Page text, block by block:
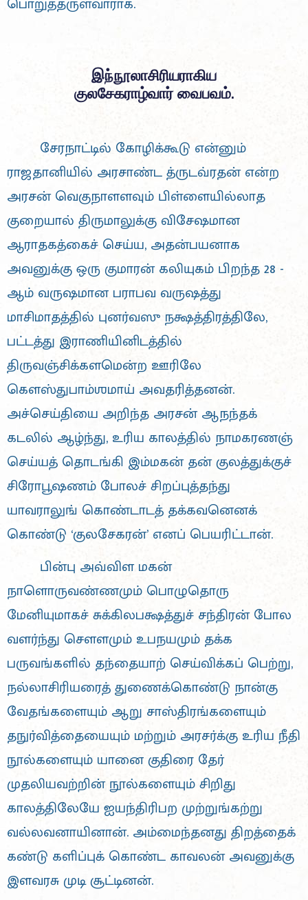
இந்நூலாசிரியராகிய
குலசேகராழ்வார் வைபவம்.
சேரநாட்டில் கோழிக்கூடு என்னும்
ராஜதானியில் அரசாண்ட த்ருடவ்ரதன் என்ற
அரசன் வெகுநாளளவும் பிள்ளையில்லாத
குறையால் திருமாலுக்கு விசேஷமான
ஆராதகத்கைச் செய்ய, அதன்பயனாக
அவனுக்கு ஒரு குமாரன் கலியுகம் பிறந்த 28 -
ஆம் வருஷமான பராபவ வருஷத்து
மாசிமாதத்தில் புனர்வஸு நக்ஷத்திரத்திலே,
பட்டத்து இராணியினிடத்தில்
திருவஞ்சிக்களமென்ற ஊரிலே
கௌஸ்துபாம்ஶமாய் அவதரித்தனன்.
அச்செய்தியை அறிந்த அரசன் ஆநந்தக்
கடலில் ஆழ்ந்து, உரிய காலத்தில் நாமகரணஞ்
செய்யத் தொடங்கி இம்மகன் தன் குலத்துக்குச்
சிரோபூஷணம் போலச் சிறப்புத்தந்து
யாவராலுங் கொண்டாடத் தக்கவனெனக்
கொண்டு ‘குலசேகரன்’ எனப் பெயரிட்டான்.
பின்பு அவ்விள மகன்
நாளொருவண்ணமும் பொழுதொரு
மேனியுமாகச் சுக்கிலபக்ஷத்துச் சந்திரன் போல
வளர்ந்து சௌளமும் உபநயமும் தக்க
பருவங்களில் தந்தையாற் செய்விக்கப் பெற்று,
நல்லாசிரியரைத் துணைக்கொண்டு நான்கு
வேதங்களையும் ஆறு சாஸ்திரங்களையும்
தநுர்வித்தையையும் மற்றும் அரசர்க்கு உரிய நீதி
நூல்களையும் யானை குதிரை தேர்
முதலியவற்றின் நூல்களையும் சிறிது
காலத்திலேயே ஐயந்திரிபற முற்றுங்கற்று
வல்லவனாயினான். அம்மைந்தனது திறத்தைக்
கண்டு களிப்புக் கொண்ட காவலன் அவனுக்கு
இளவரசு முடி சூட்டினன்.